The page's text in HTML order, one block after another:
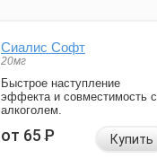
Сиалис Софт
20мг
Быстрое наступление
эффекта и совместимость с
алкоголем.
от 65Р Купить